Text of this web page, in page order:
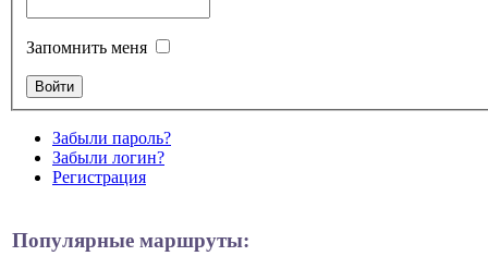
Запомнить меня
Забыли пароль?
Забыли логин?
Регистрация
Популярные маршруты: